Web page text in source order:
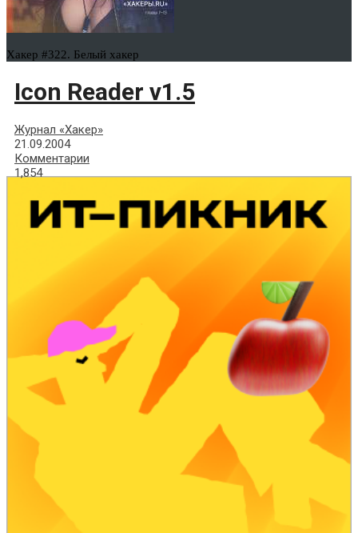
Хакер #322. Белый хакер
Icon Reader v1.5
Журнал «Хакер»
21.09.2004
Комментарии
1,854